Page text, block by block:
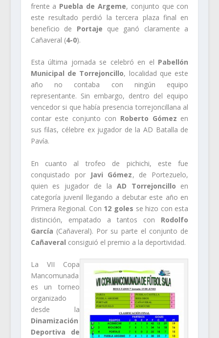
frente a Puebla de Argeme, conjunto que con
este resultado perdió la tercera plaza final en
beneficio de Portaje que ganó claramente a
Cañaveral (4-0).
Esta última jornada se celebró en el Pabellón
Municipal de Torrejoncillo, localidad que este
año no contaba con ningún equipo
representante. Sin embargo, dentro del equipo
vencedor si que había presencia torrejoncillana al
contar este conjunto con Roberto Gómez en
sus filas, célebre ex jugador de la AD Batalla de
Pavía.
En cuanto al trofeo de pichichi, este fue
conquistado por
Javi Gómez, de Portezuelo,
quien es jugador de la AD Torrejoncillo en
categoría juvenil llegando a debutar este año en
Primera Regional. Con 12 goles se hizo con esta
distinción, empatado a tantos con Rodolfo
García (Cañaveral). Por su parte el conjunto de
Cañaveral consiguió el premio a la deportividad.
La VII Copa
Mancomunada
es un torneo
organizado
desde la
Dinamización
Deportiva de